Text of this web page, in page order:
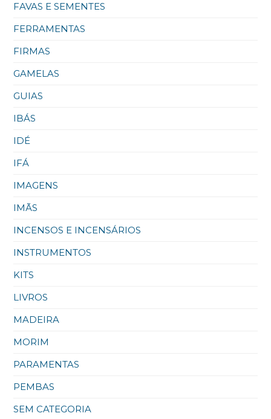
FAVAS E SEMENTES
FERRAMENTAS
FIRMAS
GAMELAS
GUIAS
IBÁS
IDÉ
IFÁ
IMAGENS
IMÃS
INCENSOS E INCENSÁRIOS
INSTRUMENTOS
KITS
LIVROS
MADEIRA
MORIM
PARAMENTAS
PEMBAS
SEM CATEGORIA